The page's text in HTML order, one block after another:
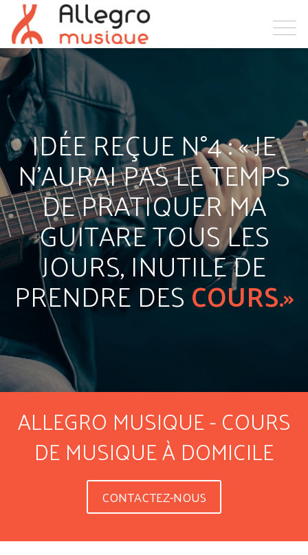
IDÉE REÇUE N°4 : « JE
N’AURAI PAS LE TEMPS
DE PRATIQUER MA
GUITARE TOUS LES
JOURS, INUTILE DE
PRENDRE DESCOURS.»
ALLEGRO MUSIQUE - COURS
DE MUSIQUE À DOMICILE
CONTACTEZ-NOUS